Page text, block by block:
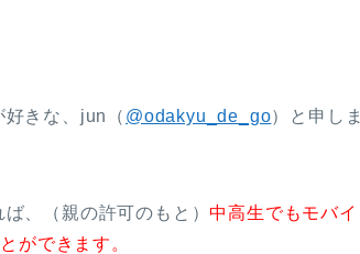
きな、jun（ @odakyu_de_go）と申しま
、（親の許可のもと）中高生でもモバイ
ができます。